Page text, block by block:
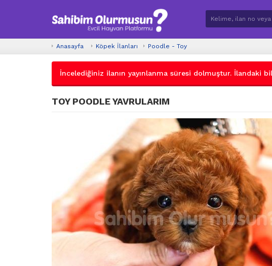
Anasayfa Köpek İlanları Poodle - Toy
İncelediğiniz ilanın yayınlanma süresi dolmuştur. İlandaki
TOY POODLE YAVRULARIM